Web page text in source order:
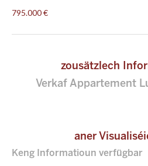
795.000 €
zousätzlech
Verkaf Appartement
aner
Keng Informatioun verfügbar